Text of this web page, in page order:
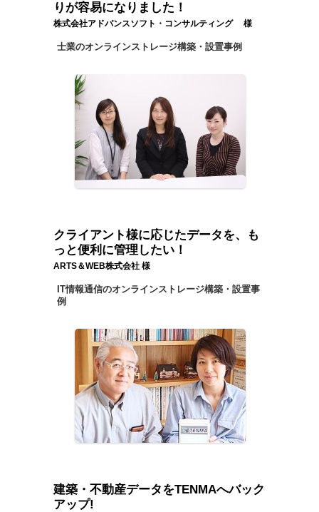
りが容易になりました！
株式会社アドバンスソフト・コンサルティング 様
士業のオンラインストレージ構築・設置事例
クライアント様に応じたデータを、も
っと便利に管理したい！
ARTS＆WEB株式会社 様
IT情報通信のオンラインストレージ構築・設置事
例
建築・不動産データをTENMAへバック
アップ!